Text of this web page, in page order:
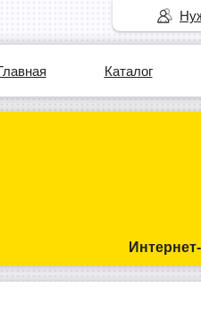
Каталог